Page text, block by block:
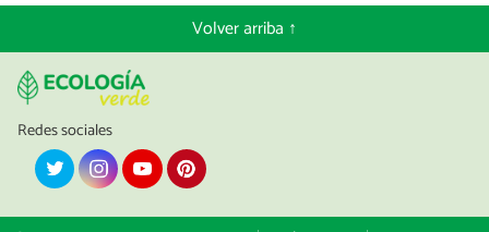
Volver arriba ↑
Redes sociales